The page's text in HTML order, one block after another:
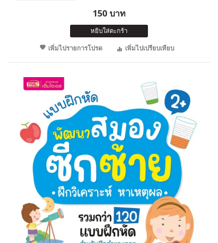
150 บาท
หยิบใส่ตะกร้า
เพิ่มไปรายการโปรด
เพิ่มไปเปรียบเทียบ